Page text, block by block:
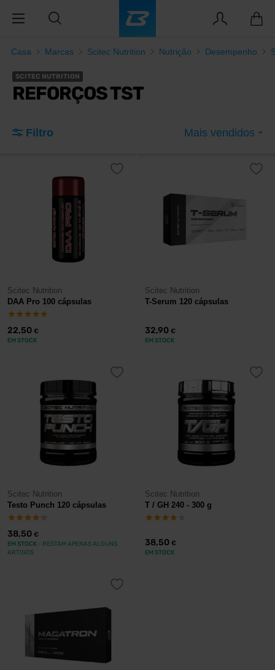
Casa Marcas Scitec Nutrition Nutrição Desempenho
SCITEC NUTRITION
REFORÇOS TST
Filtro Mais vendidos
Scitec Nutrition
DAA Pro 100 cápsulas
22,50 €
EM STOCK
Scitec Nutrition
T-Serum 120 cápsulas
32,90 €
EM STOCK
Scitec Nutrition
Testo Punch 120 cápsulas
38,50 €
EM STOCK - RESTAM APENAS ALGUNS
ARTIGOS
Scitec Nutrition
T / GH 240 - 300 g
38,50 €
EM STOCK